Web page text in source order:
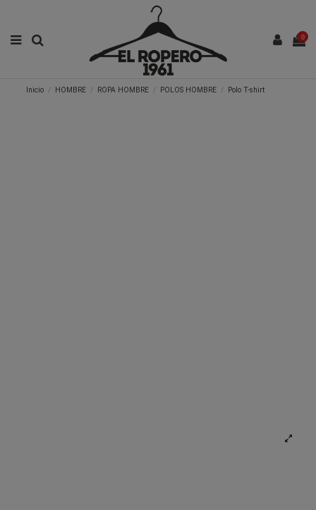
0
Inicio HOMBRE ROPA HOMBRE POLOS HOMBRE Polo T-shirt